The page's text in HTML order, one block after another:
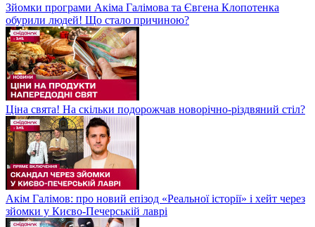
Зйомки програми Акіма Галімова та Євгена Клопотенка
обурили людей! Що стало причиною?
Ціна свята! На скільки подорожчав новорічно-різдвяний стіл?
Акім Галімов: про новий епізод «Реальної історії» і хейт через
зйомки у Києво-Печерській лаврі